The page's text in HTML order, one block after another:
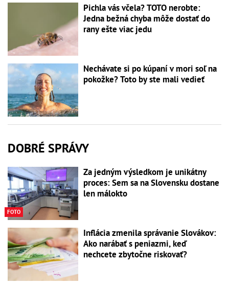
Pichla vás včela? TOTO nerobte:
Jedna bežná chyba môže dostať do
rany ešte viac jedu
Nechávate si po kúpaní v mori soľ na
pokožke? Toto by ste mali vedieť
DOBRÉ SPRÁVY
FOTO
Za jedným výsledkom je unikátny
proces: Sem sa na Slovensku dostane
len málokto
Inflácia zmenila správanie Slovákov:
Ako narábať s peniazmi, keď
nechcete zbytočne riskovať?